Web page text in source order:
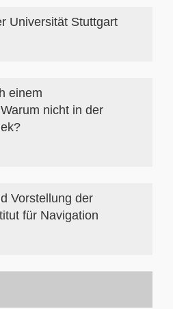
Universität Stuttgart
einem
nicht in der
Vorstellung der
für Navigation